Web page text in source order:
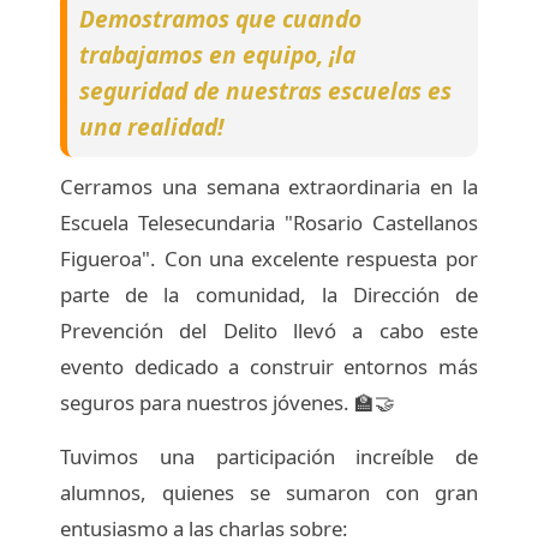
Demostramos que cuando
trabajamos en equipo, ¡la
seguridad de nuestras escuelas es
una realidad!
Cerramos una semana extraordinaria en la
Escuela Telesecundaria "Rosario Castellanos
Figueroa". Con una excelente respuesta por
parte de la comunidad, la Dirección de
Prevención del Delito llevó a cabo este
evento dedicado a construir entornos más
seguros para nuestros jóvenes. 🏫🤝
Tuvimos una participación increíble de
alumnos, quienes se sumaron con gran
entusiasmo a las charlas sobre: